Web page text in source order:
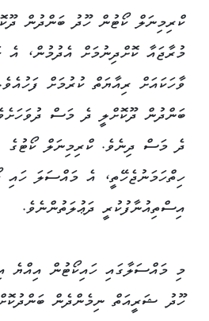
ކްރިމިނަލް ކޯޓުން ހޫދު ބަންދުން
މުރާޖައާ ކޮށްދިނުމަށް އެދުމުން، އެ
ވާހަކައަށް ރިއާޔަތް ކުރުމަށް
ބަންދުން ދޫކޮށްލީ ދެ މަސް
ދެ މަސް ދިނެވެ. ކްރިމިނަލް ކޯޓުގެ
ހިތްހަމަނުޖެހޭތީ، އެ މައްސަލަ ހައި
އިސްތިއުނާފުކުރީ ދަޢުލަތުންނެވެ.
މި މައްސަލާގައި ހައިކޯޓުން އިއްޔެ
ހޫދު ޝަރީއަތް ނިމެންދެން